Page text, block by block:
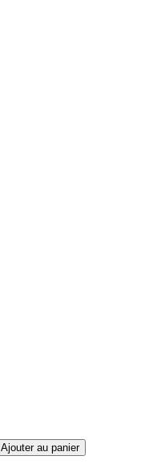
Ajouter au panier